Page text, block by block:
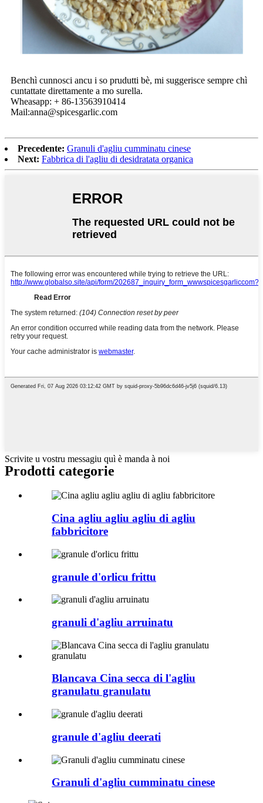
Benchì cunnosci ancu i so prudutti bè, mi suggerisce sempre chì
cuntattate direttamente a mo surella.
Wheasapp: + 86-13563910414
Mail:anna@spicesgarlic.com
Precedente: Granuli d'agliu cumminatu cinese
Next: Fabbrica di l'agliu di desidratata organica
Scrivite u vostru messagiu quì è manda à noi
Prodotti categorie
Cina agliu agliu agliu di agliu
fabbricitore
granule d'orlicu frittu
granuli d'agliu arruinatu
Blancava Cina secca di l'agliu
granulatu granulatu
granule d'agliu deerati
Granuli d'agliu cumminatu cinese